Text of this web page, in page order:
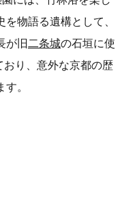
物語る遺構として、
が旧二条城の石垣に使
り、意外な京都の歴
。